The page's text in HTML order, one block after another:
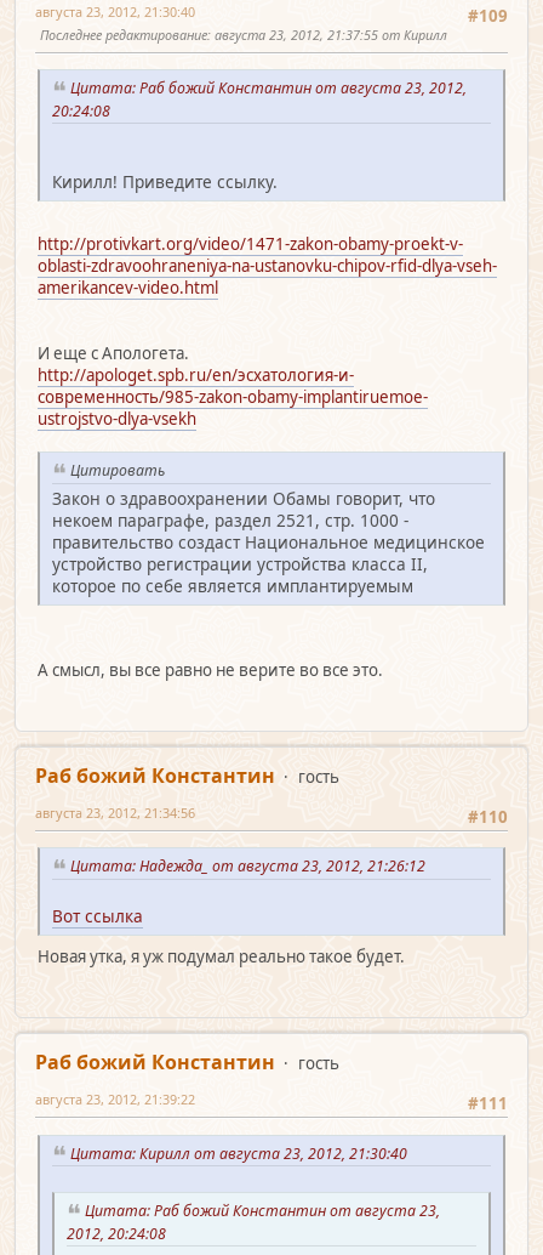
#109
августа 23, 2012, 21:30:40
Последнее редактирование: августа 23, 2012, 21:37:55 от Кирилл
Цитата: Раб божий Константин от августа 23, 2012,
20:24:08
Кирилл! Приведите ссылку.
http://protivkart.org/video/1471-zakon-obamy-proekt-v-
oblasti-zdravoohraneniya-na-ustanovku-chipov-rfid-dlya-vseh-
amerikancev-video.html
И еще с Апологета.
http://apologet.spb.ru/en/эсхатология-и-
современность/985-zakon-obamy-implantiruemoe-
ustrojstvo-dlya-vsekh
Цитировать
Закон о здравоохранении Обамы говорит, что
некоем параграфе, раздел 2521, стр. 1000 -
правительство создаст Национальное медицинское
устройство регистрации устройства класса II,
которое по себе является имплантируемым
А смысл, вы все равно не верите во все это.
Раб божий Константин
гость
#110
августа 23, 2012, 21:34:56
Цитата: Надежда_ от августа 23, 2012, 21:26:12
Вот ссылка
Новая утка, я уж подумал реально такое будет.
Раб божий Константин
гость
#111
августа 23, 2012, 21:39:22
Цитата: Кирилл от августа 23, 2012, 21:30:40
Цитата: Раб божий Константин от августа 23,
2012, 20:24:08